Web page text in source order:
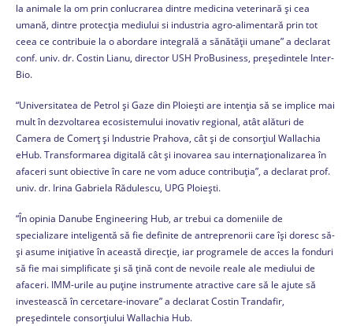
la animale la om prin conlucrarea dintre medicina veterinară și cea
umană, dintre protecția mediului si industria agro-alimentară prin tot
ceea ce contribuie la o abordare integrală a sănătății umane” a declarat
conf. univ. dr. Costin Lianu, director USH ProBusiness, președintele Inter-
Bio.
“Universitatea de Petrol și Gaze din Ploiești are intenția să se implice mai
mult în dezvoltarea ecosistemului inovativ regional, atât alături de
Camera de Comerț și Industrie Prahova, cât și de consorțiul Wallachia
eHub. Transformarea digitală cât și inovarea sau internaționalizarea în
afaceri sunt obiective în care ne vom aduce contribuția”, a declarat prof.
univ. dr. Irina Gabriela Rădulescu, UPG Ploiești.
“În opinia Danube Engineering Hub, ar trebui ca domeniile de
specializare inteligentă să fie definite de antreprenorii care își doresc să-
și asume inițiative în această direcție, iar programele de acces la fonduri
să fie mai simplificate și să țină cont de nevoile reale ale mediului de
afaceri. IMM-urile au puține instrumente atractive care să le ajute să
investească în cercetare-inovare” a declarat Costin Trandafir,
președintele consorțiului Wallachia Hub.